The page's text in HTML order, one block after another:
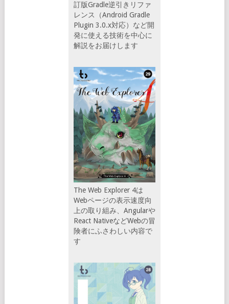
訂版Gradle逆引きリファ
レンス（Android Gradle
Plugin 3.0.x対応）など開
発に使える技術を中心に
解説をお届けします
The Web Explorer 4は
Webページの表示速度向
上の取り組み、Angularや
React NativeなどWebの冒
険者にふさわしい内容で
す